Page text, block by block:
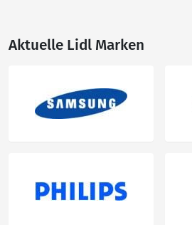
Aktuelle Lidl Marken